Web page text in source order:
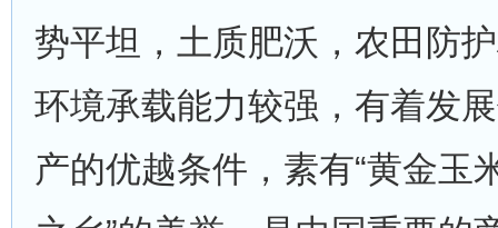
势平坦，土质肥沃，农田防
环境承载能力较强，有着发
产的优越条件，素有“黄金玉